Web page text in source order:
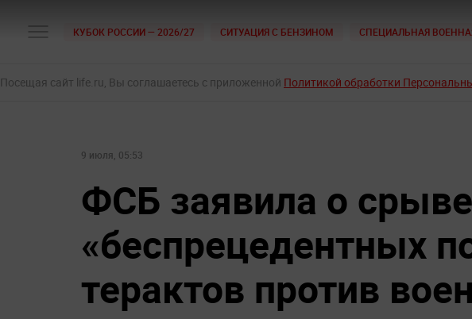
КУБОК РОССИИ — 2026/27 СИТУАЦИЯ С БЕНЗИНОМ СПЕЦИАЛЬНАЯ
Посещая сайт life.ru, Вы соглашаетесь с приложенной Политикой обработки
9 июля, 05:53
ФСБ заявила о срыве
«беспрецедентных
терактов против